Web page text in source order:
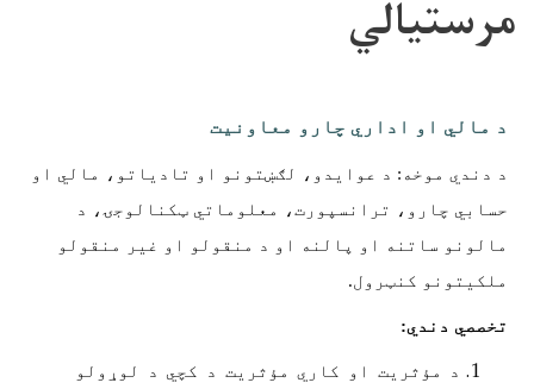
مرستیالي
د مالي او اداري چارو معاونیت
د دندي موخه: د عوایدو، لګښتونو او تادیاتو، مالي او
حسابي چارو، ترانسپورت، معلوماتي ټکنالوجۍ، د
مالونو ساتنه او پالنه او د منقولو او غیر منقولو
ملکیتونو کنټرول.
تخصصي دندي:
د مؤثریت او کاري مؤثریت د کچي د لوړولو